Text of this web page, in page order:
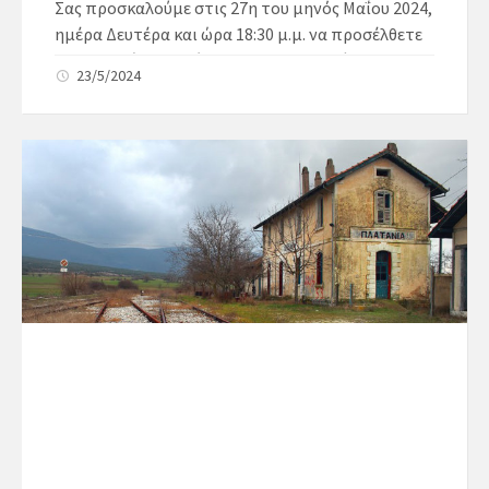
Σας προσκαλούμε στις 27η του μηνός Μαΐου 2024,
ημέρα Δευτέρα και ώρα 18:30 μ.μ. να προσέλθετε
σε Τακτική συνεδρίαση του Δημοτικού
Συμβουλίου, σύμφωνα με το άρθρο 67 του Ν.
3852/2010, η οποία θα γίνει στο Δημοτικό
Κατάστημα Παρανεστίου, για συζήτηση και λήψη
απόφασης για τα παρακάτω θέματα:
1. Έγκριση 9ης αναμόρφωσης προϋπολογισμού
οικον. έτους 2024
2. Λήψη απόφασης για κλείσιμο τραπεζικού
λογαριασμού του πρώην καταργηθέντος Δήμου
23/5/2024